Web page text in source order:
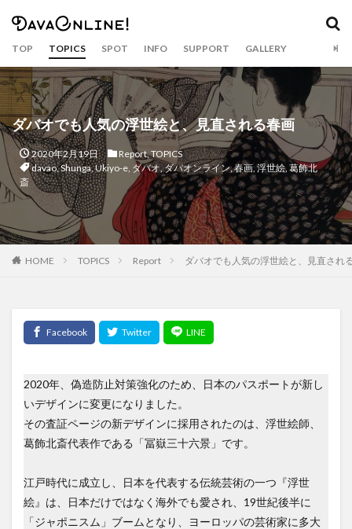
TOP TOPICS SPOT INFO SUPPORT GALLERY
ダバオでも人気の浮世絵と、見直される春画
2020年2月19日 Report,TOPICS
davao,Shunga,Ukiyo-e, ダバオ,ダバオンライン,春画,浮世絵, 葛飾北
斎
HOME TOPICS Report ダバオでも人気の浮世絵と、見直され
2020年、偽造防止対策強化のため、日本のパスポートが新し
いデザインに変更になりました。
その査証ページの新デザインに採用されたのは、浮世絵師、
葛飾北斎代表作である「冨嶽三十六景」です。
江戸時代に成立し、日本を代表する伝統芸術の一つ『浮世
絵』は、日本だけではなく海外でも愛され、19世紀後半に
「ジャポニスム」ブームとなり、ヨーロッパの芸術家に多大
カテゴリー
タグ
Airbnb APO APO GC balut
Bankerohan
beach
BeatsCycle Bricks 4 Kidz
cacao
Camiguin
CNM BPO solution
covid19
CRAFTS
dabawenyo davao
DayBreak
DOT Xl
drink durian Dusit
eclipse
event
fashion food
food bazaar
keto diet
Ketogenic Diet kinilaw
Kobe Bryant
Lahaina Noon
Mainit
mall marang MMA
mobile
moringa
myPAL myPAL wifi NBA
PARAGON
pares Paz Eatery
Philippine Eagle
Pilsen